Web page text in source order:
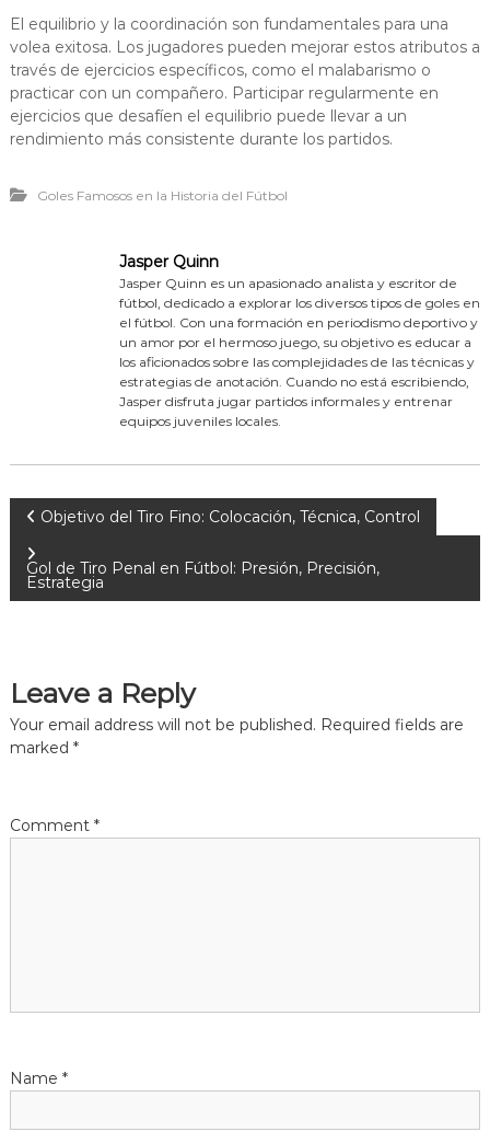
El equilibrio y la coordinación son fundamentales para una
volea exitosa. Los jugadores pueden mejorar estos atributos a
través de ejercicios específicos, como el malabarismo o
practicar con un compañero. Participar regularmente en
ejercicios que desafíen el equilibrio puede llevar a un
rendimiento más consistente durante los partidos.
Goles Famosos en la Historia del Fútbol
Jasper Quinn
Jasper Quinn es un apasionado analista y escritor de
fútbol, dedicado a explorar los diversos tipos de goles en
el fútbol. Con una formación en periodismo deportivo y
un amor por el hermoso juego, su objetivo es educar a
los aficionados sobre las complejidades de las técnicas y
estrategias de anotación. Cuando no está escribiendo,
Jasper disfruta jugar partidos informales y entrenar
equipos juveniles locales.
P
o
n
v
t
i
Objetivo del Tiro Fino: Colocación, Técnica, Control
Gol de Tiro Penal en Fútbol: Presión, Precisión,
Estrategia
Leave a Reply
Your email address will not be published. Required fields are
marked *
Comment *
Name *